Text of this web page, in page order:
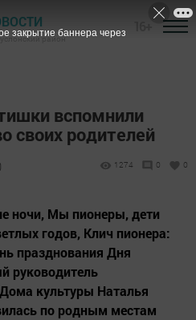
район
вспомнили
своих родителей
1274 0 0
ночи, Мы пионеры, дети
годов, Клич пионера:
празднования Дня
руководитель
культуры Наталья
по родным местам
закрытие баннера через